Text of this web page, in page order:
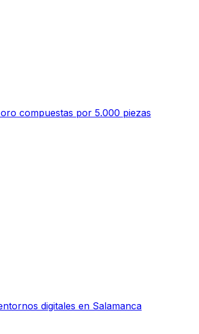
compuestas por 5.000 piezas
digitales en Salamanca